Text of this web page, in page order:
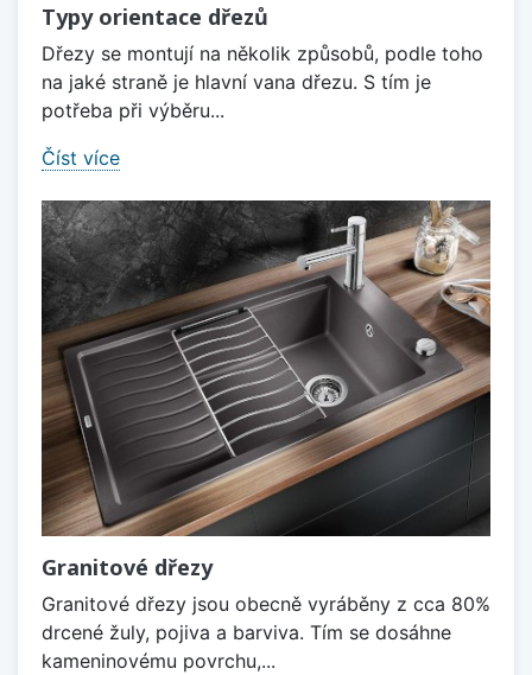
Typy orientace dřezů
Dřezy se montují na několik způsobů, podle toho
na jaké straně je hlavní vana dřezu. S tím je
potřeba při výběru...
Číst více
Granitové dřezy
Granitové dřezy jsou obecně vyráběny z cca 80%
drcené žuly, pojiva a barviva. Tím se dosáhne
kameninovému povrchu,...